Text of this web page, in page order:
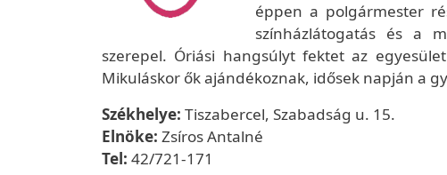
éppen a polgármester
színházlátogatás és a
szerepel. Óriási hangsúlyt fektet az
Mikuláskor ők ajándékoznak, idősek napján a
Székhelye: Tiszabercel, Szabadság u. 15.
Elnöke: Zsíros Antalné
Tel: 42/721-171